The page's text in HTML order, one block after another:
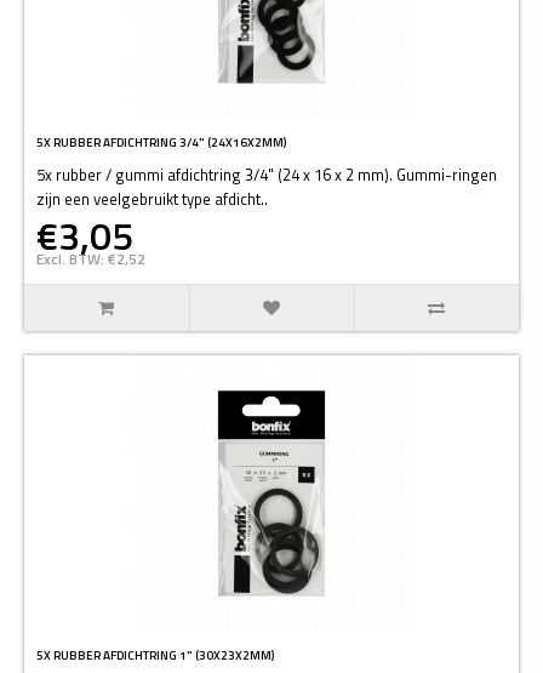
5X RUBBER AFDICHTRING 3/4" (24X16X2MM)
5x rubber / gummi afdichtring 3/4" (24 x 16 x 2 mm). Gummi-ringen
zijn een veelgebruikt type afdicht..
€3,05
Excl. BTW: €2,52
5X RUBBER AFDICHTRING 1" (30X23X2MM)